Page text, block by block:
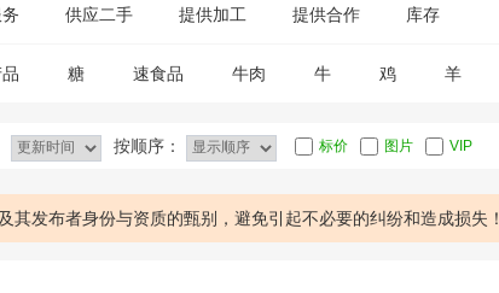
供应二手 提供加工 提供合作 库存
糖 速食品 牛肉 牛 鸡 羊
按顺序： 标价 图片 VIP
其发布者身份与资质的甄别，避免引起不必要的纠纷和造成损失！